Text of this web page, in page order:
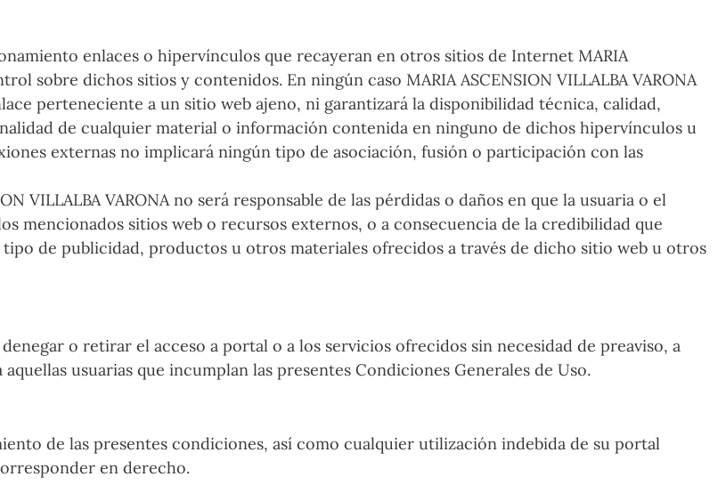
enlaces o hipervínculos que recayeran en otros sitios de Internet MARIA
sobre dichos sitios y contenidos. En ningún caso MARIA ASCENSION VILLALBA VARONA
perteneciente a un sitio web ajeno, ni garantizará la disponibilidad técnica, calidad,
de cualquier material o información contenida en ninguno de dichos hipervínculos u
externas no implicará ningún tipo de asociación, fusión o participación con las
VILLALBA VARONA no será responsable de las pérdidas o daños en que la usuaria o el
mencionados sitios web o recursos externos, o a consecuencia de la credibilidad que
de publicidad, productos u otros materiales ofrecidos a través de dicho sitio web u otros
denegar o retirar el acceso a portal o a los servicios ofrecidos sin necesidad de preaviso, a
usuarias que incumplan las presentes Condiciones Generales de Uso.
de las presentes condiciones, así como cualquier utilización indebida de su portal
en derecho.